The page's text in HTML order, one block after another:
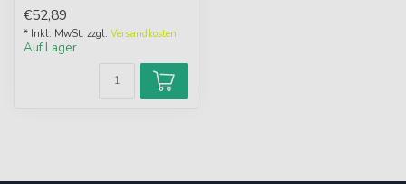
ideal...
€52,89
* Inkl. MwSt. zzgl. Versandkosten
Auf Lager